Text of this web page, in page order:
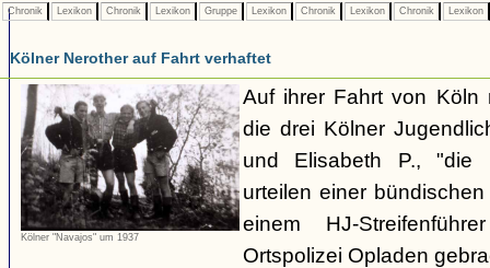
Chronik Lexikon Chronik Lexikon Gruppe Lexikon Chronik Lexikon Chronik Lexikon
Kölner Nerother auf Fahrt verhaftet
Kölner "Navajos" um 1937
Auf ihrer Fahrt von Köln
die drei Kölner
und Elisabeth P., "die
urteilen einer
einem HJ-
Ortspolizei Opladen